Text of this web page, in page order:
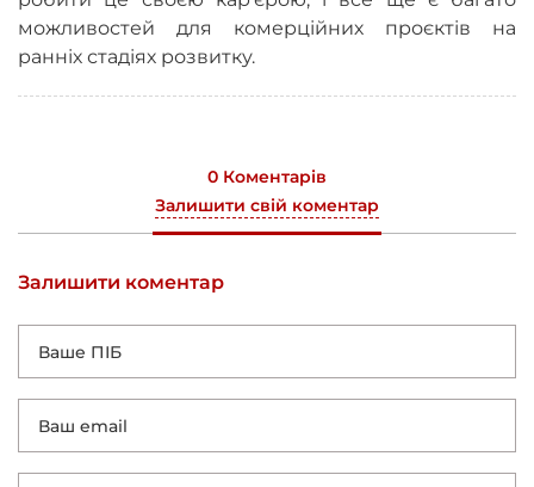
можливостей для комерційних проєктів на
ранніх стадіях розвитку.
0 Коментарів
Залишити свій коментар
Залишити коментар